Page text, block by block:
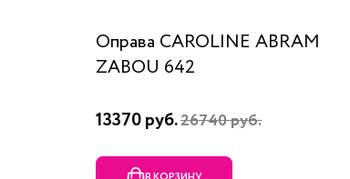
Оправа CAROLINE ABRAM
ZABOU 642
13370 руб.26740 руб.